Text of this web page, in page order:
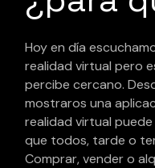
Hoy en día
realidad virtual pero
percibe cercano.
mostraros una
realidad virtual
que todos, tarde o
Comprar, vender o